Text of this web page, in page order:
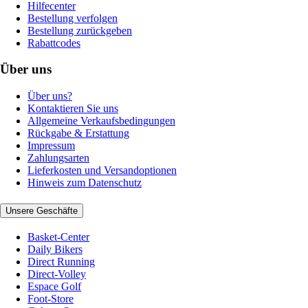
Hilfecenter
Bestellung verfolgen
Bestellung zurückgeben
Rabattcodes
Über uns
Über uns?
Kontaktieren Sie uns
Allgemeine Verkaufsbedingungen
Rückgabe & Erstattung
Impressum
Zahlungsarten
Lieferkosten und Versandoptionen
Hinweis zum Datenschutz
Unsere Geschäfte
Basket-Center
Daily Bikers
Direct Running
Direct-Volley
Espace Golf
Foot-Store